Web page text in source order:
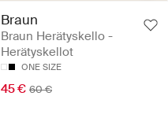
Braun
Braun Herätyskello -
Herätyskellot
ONE SIZE
45 € 60 €